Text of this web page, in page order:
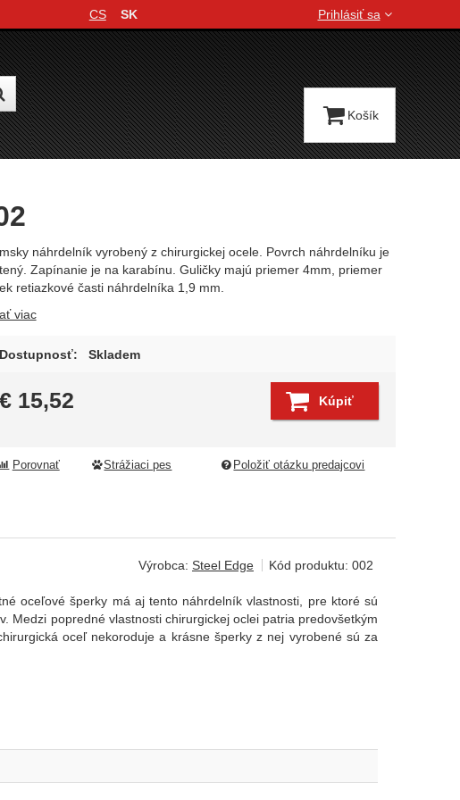
náhrdelník vyrobený z chirurgickej ocele. Povrch náhrdelníku je
Zapínanie je na karabínu. Guličky majú priemer 4mm, priemer
retiazkové časti náhrdelníka 1,9 mm.
viac
Dostupnosť: Skladem
€ 15,52 Kúpiť
Porovnať Strážiaci pes Položiť otázku predajcovi
Výrobca: Steel Edge Kód produktu: 002
oceľové šperky má aj tento náhrdelník vlastnosti, pre ktoré sú
popredné vlastnosti chirurgickej oclei patria predovšetkým
oceľ nekoroduje a krásne šperky z nej vyrobené sú za
Jazyková verzia
CS SK Prihlásiť sa
Košík